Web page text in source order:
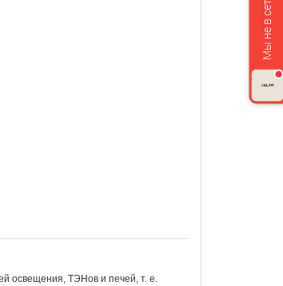
освещения, ТЭНов и печей, т. е.